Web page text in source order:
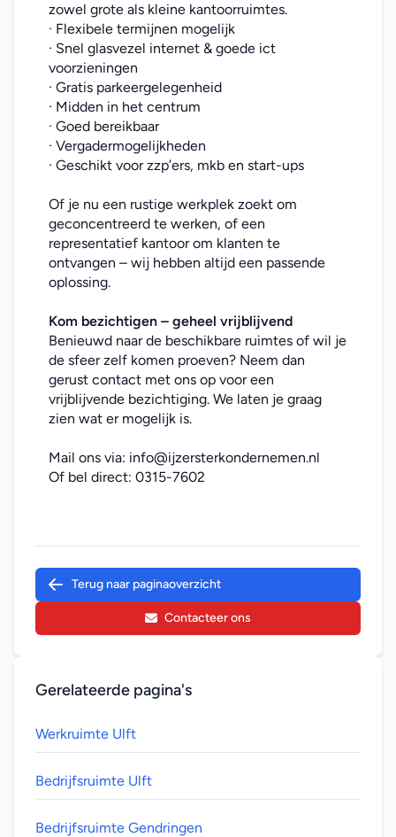
zowel grote als kleine kantoorruimtes.
· Flexibele termijnen mogelijk
· Snel glasvezel internet & goede ict
voorzieningen
· Gratis parkeergelegenheid
· Midden in het centrum
· Goed bereikbaar
· Vergadermogelijkheden
· Geschikt voor zzp’ers, mkb en start-ups
Of je nu een rustige werkplek zoekt om
geconcentreerd te werken, of een
representatief kantoor om klanten te
ontvangen – wij hebben altijd een passende
oplossing.
Kom bezichtigen – geheel vrijblijvend
Benieuwd naar de beschikbare ruimtes of wil je
de sfeer zelf komen proeven? Neem dan
gerust contact met ons op voor een
vrijblijvende bezichtiging. We laten je graag
zien wat er mogelijk is.
Mail ons via: info@ijzersterkondernemen.nl
Of bel direct: 0315-7602
Terug naar paginaoverzicht
Contacteer ons
Gerelateerde pagina's
Werkruimte Ulft
Bedrijfsruimte Ulft
Bedrijfsruimte Gendringen